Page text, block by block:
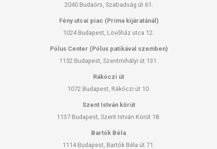
emulgeálószer: lecitinek (szója), aromák, zselésítőanyagok (karragén,
kálium-klorid), tartósítószer (kálium-szorbát), antioxidáns (alfa-
Földimogyorót, dióféléket, zellert, halat, rákféléket és kén-dioxidot
Tápérték 100 g termék esetén:
Energia: 1586 kJ/380 kcal
2040 Budaörs, Szabadság út 61.
Fény utcai piac (Príma kijáratánál)
1024 Budapest, Lövőház utca 12.
Pólus Center (Pólus patikával szemben)
1152 Budapest, Szentmihályi út 131.
Rákóczi út
1072 Budapest, Rákóczi út 10.
Szent István körút
1137 Budapest, Szent István Körút 18.
Bartók Béla
1114 Budapest, Bartók Béla út 71.